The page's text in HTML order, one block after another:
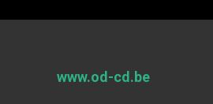
www.od-cd.be